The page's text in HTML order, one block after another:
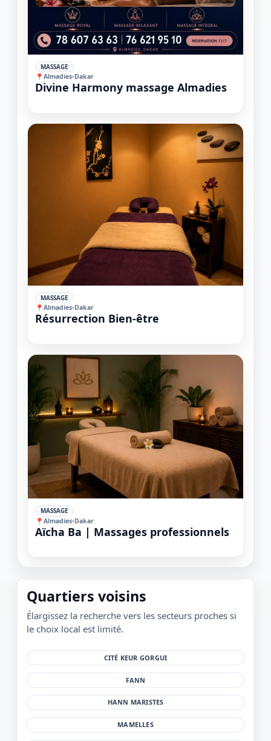
✓
MASSAGE
Divine Harmony massage Almadies
📍Almadies•Dakar
✓
MASSAGE
Résurrection Bien-être
📍Almadies•Dakar
✓
MASSAGE
Aïcha Ba | Massages professionnels
📍Almadies•Dakar
Quartiers voisins
Élargissez la recherche vers les secteurs proches si
le choix local est limité.
CITÉ KEUR GORGUI
FANN
HANN MARISTES
MAMELLES
↓✕